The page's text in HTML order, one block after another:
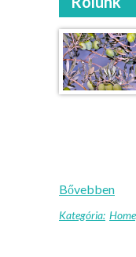
Bővebben
Kategória: